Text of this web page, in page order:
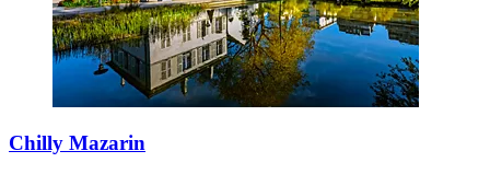
Chilly Mazarin